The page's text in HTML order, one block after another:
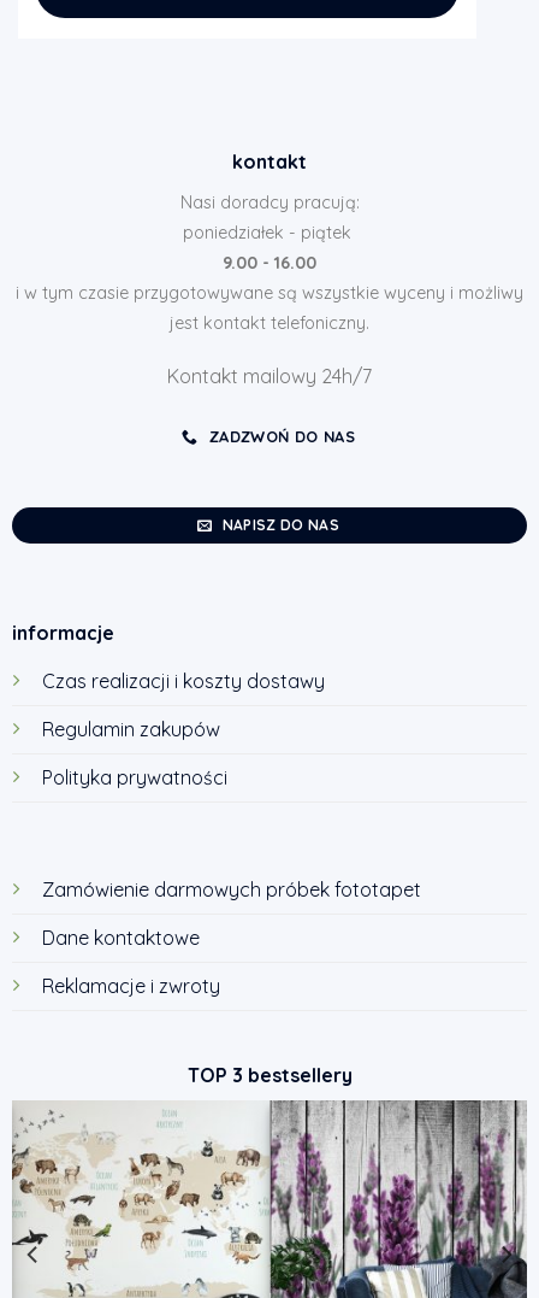
kontakt
Nasi doradcy pracują:
poniedziałek - piątek
9.00 - 16.00
i w tym czasie przygotowywane są wszystkie wyceny i możliwy
jest kontakt telefoniczny.
Kontakt mailowy 24h/7
ZADZWOŃ DO NAS
NAPISZ DO NAS
informacje
Czas realizacji i koszty dostawy
Regulamin zakupów
Polityka prywatności
Zamówienie darmowych próbek fototapet
Dane kontaktowe
Reklamacje i zwroty
TOP 3 bestsellery